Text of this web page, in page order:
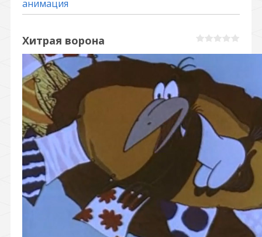
анимация
Хитрая ворона